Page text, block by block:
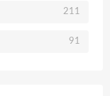
211
91